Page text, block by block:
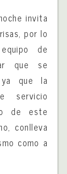
invita
por lo
de
que se
que la
servicio
de este
conlleva
como a